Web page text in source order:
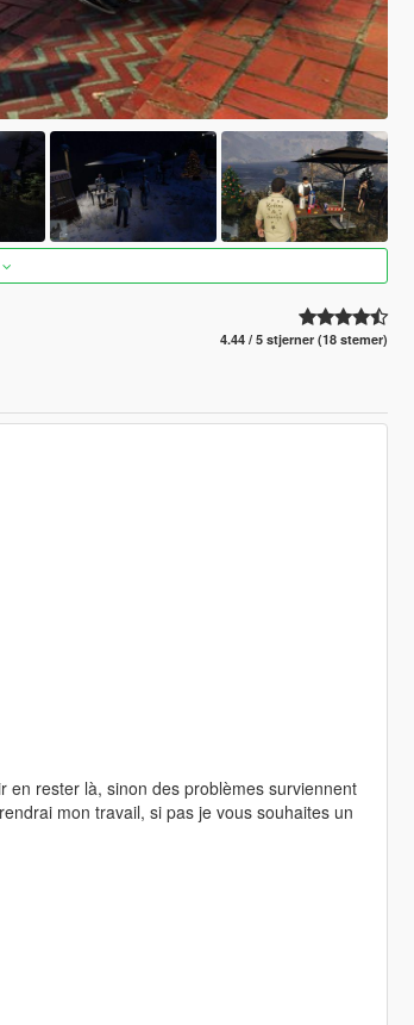
4.44 / 5 stjerner (18 stemer)
rester là, sinon des problèmes surviennent
mon travail, si pas je vous souhaites un